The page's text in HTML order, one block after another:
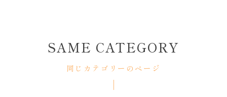
同じカテゴリーのページ
SAME CATEGORY